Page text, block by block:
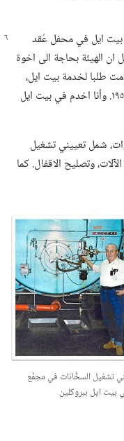
بيت ايل في محفل عُقد
ان الهيئة بحاجة الى اخوة
طلبا لخدمة بيت ايل،‏
وبدأت العمل في بروكلين في آب (‏اغسطس)‏ ١٩٥٤.‏ وأنا اخدم في بيت ايل
شمل تعييني تشغيل
وتصليح الاقفال.‏ كما
تشغيل السخَّانات في مجمَّع
بيت ايل ببروكلين